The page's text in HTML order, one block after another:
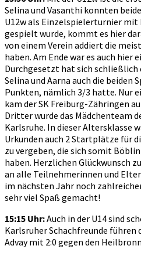
Selina und Vasanthi konnten
U12w als Einzelspielerturnier mit
gespielt wurde, kommt es hier
von einem Verein addiert die
haben. Am Ende war es auch hier
Durchgesetzt hat sich schließlich
Selina und Aarna auch die
Punkten, nämlich 3/3 hatte. Nur
kam der SK Freiburg-Zähringen
Dritter wurde das Mädchenteam
Karlsruhe. In dieser Altersklasse
Urkunden auch 2 Startplätze für
zu vergeben, die sich somit
haben. Herzlichen Glückwunsch
an alle Teilnehmerinnen und
im nächsten Jahr noch
sehr viel Spaß gemacht!
15:15 Uhr:Auch in der U14 sind
Karlsruher Schachfreunde führen
Advay mit 2:0 gegen den